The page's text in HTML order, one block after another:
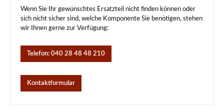
Wenn Sie Ihr gewünschtes Ersatzteil nicht finden können oder
sich nicht sicher sind, welche Komponente Sie benötigen, stehen
wir Ihnen gerne zur Verfügung:
Telefon: 040 28 48 48 210
Kontaktformular